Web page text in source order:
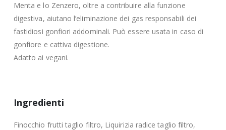
Menta e lo Zenzero, oltre a contribuire alla funzione
digestiva, aiutano l’eliminazione dei gas responsabili dei
fastidiosi gonfiori addominali. Può essere usata in caso di
gonfiore e cattiva digestione.
Adatto ai vegani.
Ingredienti
Finocchio frutti taglio filtro, Liquirizia radice taglio filtro,